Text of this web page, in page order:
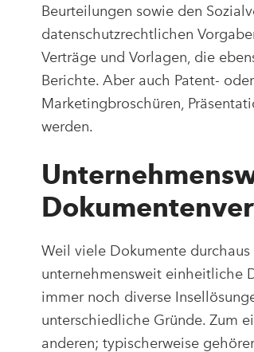
Beurteilungen sowie den
datenschutzrechtlichen
Verträge und Vorlagen, die
Berichte. Aber auch Patent-
Marketingbroschüren,
werden.
Weil viele Dokumente
unternehmensweit einheitliche
immer noch diverse
unterschiedliche Gründe. Zum
anderen; typischerweise